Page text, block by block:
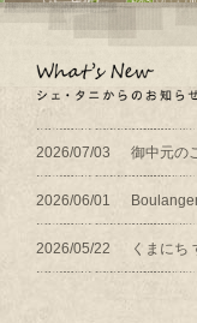
2026/07/03 御中元の
2026/06/01
2026/05/22 くまにち